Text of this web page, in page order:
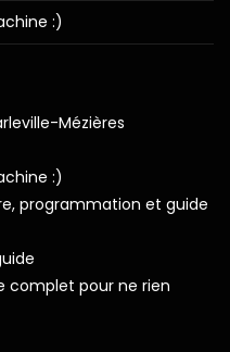
:)
Mézières
:)
programmation et guide
complet pour ne rien